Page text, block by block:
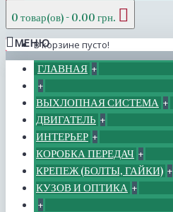
0 товар(ов) - 0.00 грн.
В корзине пусто!
МЕНЮ
ГЛАВНАЯ +
+
ВЫХЛОПНАЯ СИСТЕМА +
ДВИГАТЕЛЬ +
ИНТЕРЬЕР +
КОРОБКА ПЕРЕДАЧ +
КРЕПЕЖ (БОЛТЫ, ГАЙКИ) +
КУЗОВ И ОПТИКА +
+